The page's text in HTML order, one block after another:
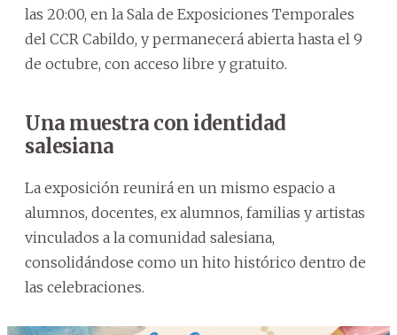
las 20:00, en la Sala de Exposiciones Temporales
del CCR Cabildo, y permanecerá abierta hasta el 9
de octubre, con acceso libre y gratuito.
Una muestra con identidad
salesiana
La exposición reunirá en un mismo espacio a
alumnos, docentes, ex alumnos, familias y artistas
vinculados a la comunidad salesiana,
consolidándose como un hito histórico dentro de
las celebraciones.